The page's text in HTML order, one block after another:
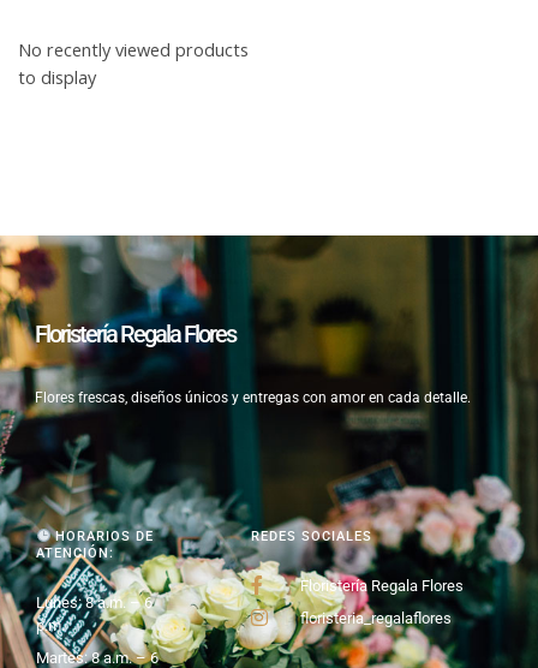
No recently viewed products
to display
REDES SOCIALES
Floristería Regala Flores
floristeria_regalaflores
HORARIOS DE
ATENCIÓN:
Lunes: 8 a.m. – 6
p.m.
Martes: 8 a.m. – 6
Floristería Regala Flores
Flores frescas, diseños únicos y entregas con amor en cada detalle.